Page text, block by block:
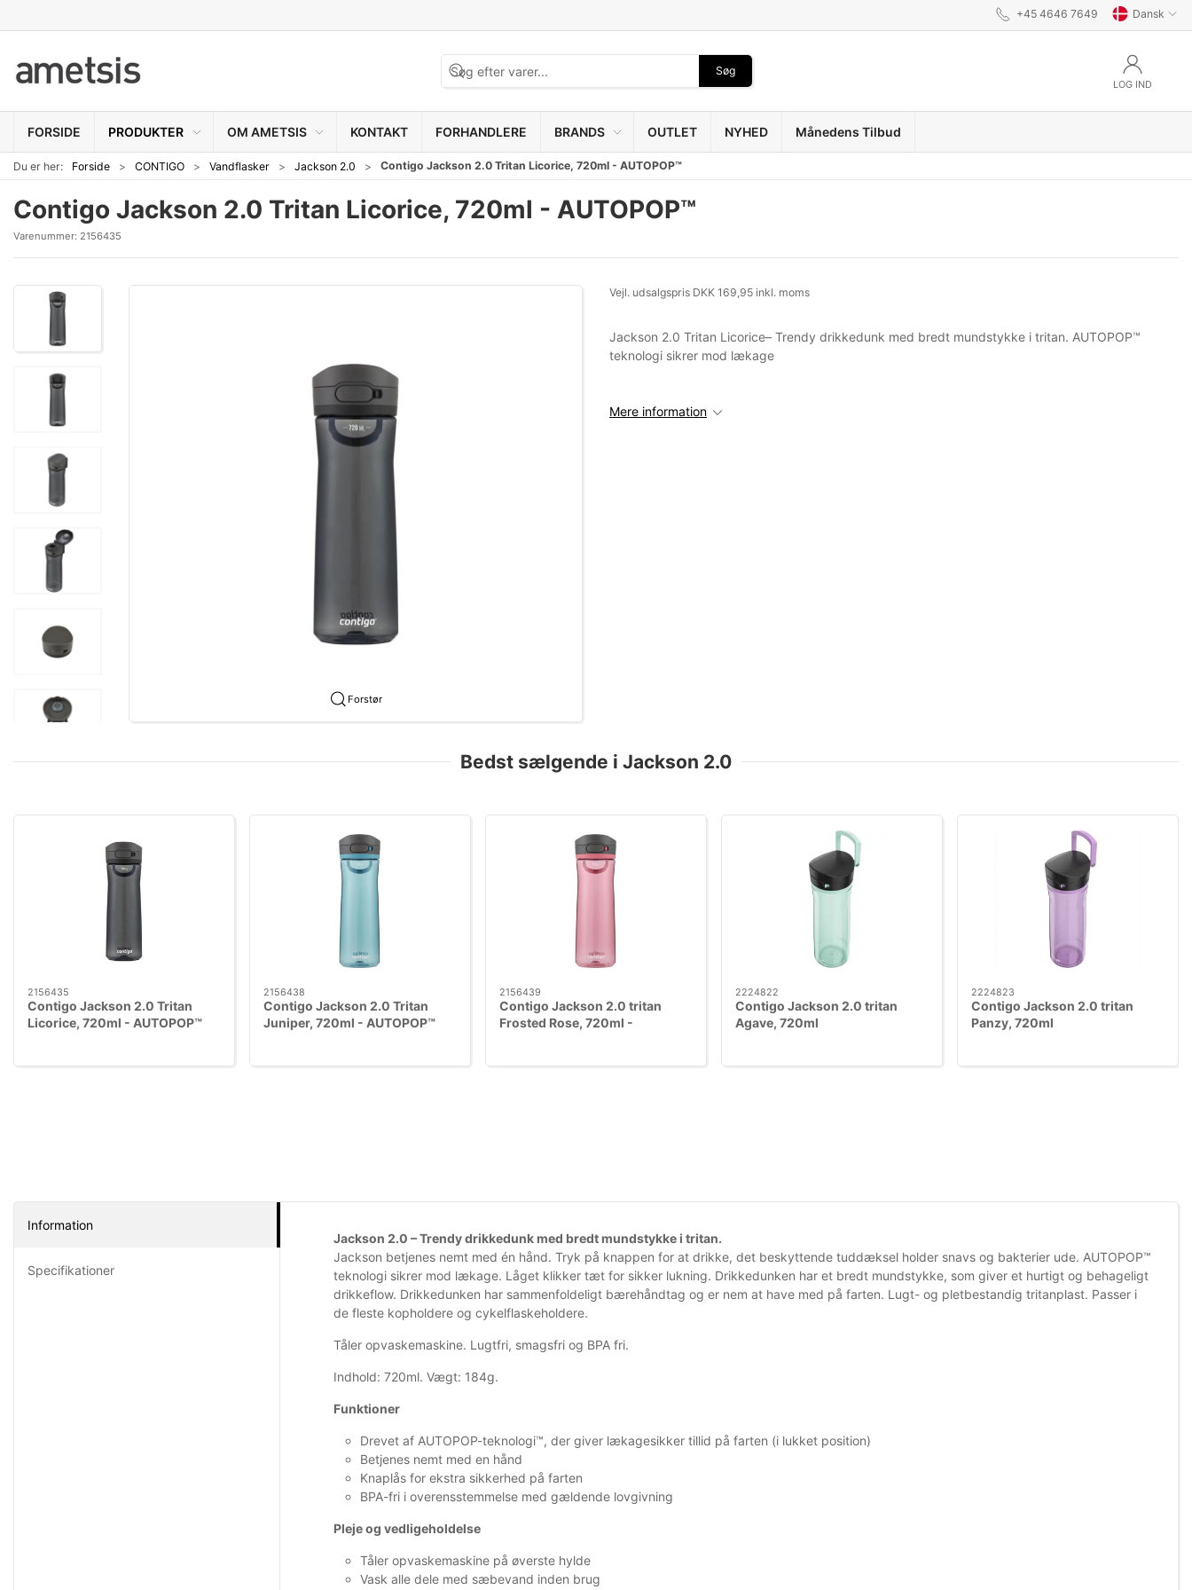
+45 4646 7649 Dansk
Søg
LOG IND
FORSIDE PRODUKTER OM AMETSIS KONTAKT FORHANDLERE BRANDS OUTLET NYHED Månedens Tilbud
Du er her: Forside CONTIGO Vandflasker Jackson 2.0 Contigo Jackson 2.0 Tritan Licorice, 720ml - AUTOPOP™
Contigo Jackson 2.0 Tritan Licorice, 720ml - AUTOPOP™
Varenummer: 2156435
Forstør
Vejl. udsalgspris DKK 169,95 inkl. moms
Jackson 2.0 Tritan Licorice– Trendy drikkedunk med bredt mundstykke i tritan. AUTOPOP™
teknologi sikrer mod lækage
Mere information
Bedst sælgende i Jackson 2.0
2156435
Contigo Jackson 2.0 Tritan
Licorice, 720ml - AUTOPOP™
2156438
Contigo Jackson 2.0 Tritan
Juniper, 720ml - AUTOPOP™
2156439
Contigo Jackson 2.0 tritan
Frosted Rose, 720ml -
2224822
Contigo Jackson 2.0 tritan
Agave, 720ml
2224823
Contigo Jackson 2.0 tritan
Panzy, 720ml
Information
Specifikationer
Jackson 2.0 – Trendy drikkedunk med bredt mundstykke i tritan.
Jackson betjenes nemt med én hånd. Tryk på knappen for at drikke, det beskyttende tuddæksel holder snavs og bakterier ude. AUTOPOP™
teknologi sikrer mod lækage. Låget klikker tæt for sikker lukning. Drikkedunken har et bredt mundstykke, som giver et hurtigt og behageligt
drikkeflow. Drikkedunken har sammenfoldeligt bærehåndtag og er nem at have med på farten. Lugt- og pletbestandig tritanplast. Passer i
de fleste kopholdere og cykelflaskeholdere.
Tåler opvaskemaskine. Lugtfri, smagsfri og BPA fri.
Indhold: 720ml. Vægt: 184g.
Funktioner
Drevet af AUTOPOP-teknologi™, der giver lækagesikker tillid på farten (i lukket position)
Betjenes nemt med en hånd
Knaplås for ekstra sikkerhed på farten
BPA-fri i overensstemmelse med gældende lovgivning
Pleje og vedligeholdelse
Tåler opvaskemaskine på øverste hylde
Vask alle dele med sæbevand inden brug